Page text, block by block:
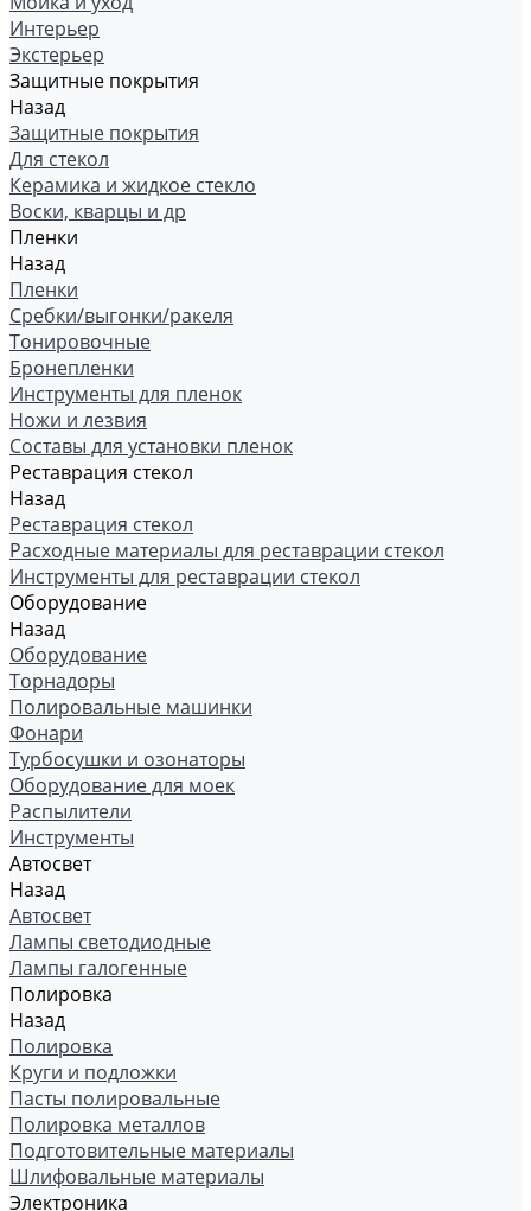
Интерьер
Экстерьер
Защитные покрытия
Назад
Защитные покрытия
Для стекол
Керамика и жидкое стекло
Воски, кварцы и др
Пленки
Назад
Пленки
Сребки/выгонки/ракеля
Тонировочные
Бронепленки
Инструменты для пленок
Ножи и лезвия
Составы для установки пленок
Реставрация стекол
Назад
Реставрация стекол
Расходные материалы для реставрации стекол
Инструменты для реставрации стекол
Оборудование
Назад
Оборудование
Торнадоры
Полировальные машинки
Фонари
Турбосушки и озонаторы
Оборудование для моек
Распылители
Инструменты
Автосвет
Назад
Автосвет
Лампы светодиодные
Лампы галогенные
Полировка
Назад
Полировка
Круги и подложки
Пасты полировальные
Полировка металлов
Подготовительные материалы
Шлифовальные материалы
Электроника